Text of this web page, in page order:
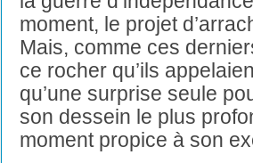
moment, le projet
Mais, comme ces
ce rocher qu’ils
qu’une surprise seule
son dessein le plus
moment propice à son